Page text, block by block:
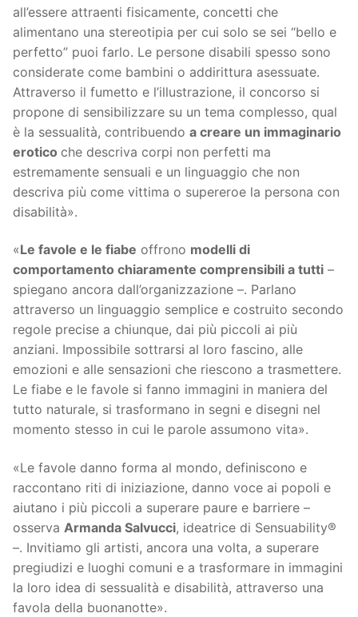
all’essere attraenti fisicamente, concetti che
alimentano una stereotipia per cui solo se sei “bello e
perfetto” puoi farlo. Le persone disabili spesso sono
considerate come bambini o addirittura asessuate.
Attraverso il fumetto e l’illustrazione, il concorso si
propone di sensibilizzare su un tema complesso, qual
è la sessualità, contribuendo a creare un immaginario
erotico che descriva corpi non perfetti ma
estremamente sensuali e un linguaggio che non
descriva più come vittima o supereroe la persona con
disabilità».
«Le favole e le fiabe offrono modelli di
comportamento chiaramente comprensibili a tutti –
spiegano ancora dall’organizzazione –. Parlano
attraverso un linguaggio semplice e costruito secondo
regole precise a chiunque, dai più piccoli ai più
anziani. Impossibile sottrarsi al loro fascino, alle
emozioni e alle sensazioni che riescono a trasmettere.
Le fiabe e le favole si fanno immagini in maniera del
tutto naturale, si trasformano in segni e disegni nel
momento stesso in cui le parole assumono vita».
«Le favole danno forma al mondo, definiscono e
raccontano riti di iniziazione, danno voce ai popoli e
aiutano i più piccoli a superare paure e barriere –
osserva Armanda Salvucci, ideatrice di Sensuability®
–. Invitiamo gli artisti, ancora una volta, a superare
pregiudizi e luoghi comuni e a trasformare in immagini
la loro idea di sessualità e disabilità, attraverso una
favola della buonanotte».